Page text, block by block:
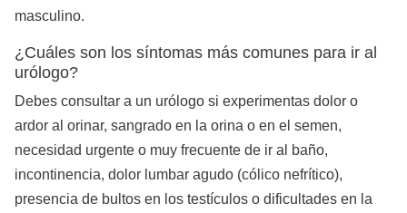
masculino.
¿Cuáles son los síntomas más comunes para ir al
urólogo?
Debes consultar a un urólogo si experimentas dolor o
ardor al orinar, sangrado en la orina o en el semen,
necesidad urgente o muy frecuente de ir al baño,
incontinencia, dolor lumbar agudo (cólico nefrítico),
presencia de bultos en los testículos o dificultades en la